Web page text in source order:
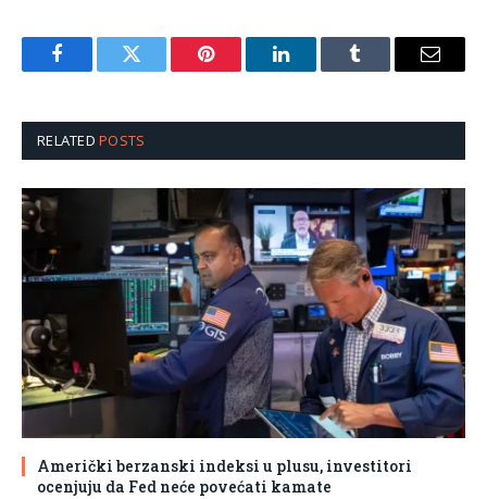
FacebookTwitter Pinterest LinkedInTumblr Email
RELATEDPOSTS
Američki berzanski indeksi u plusu, investitori
ocenjuju da Fed neće povećati kamate